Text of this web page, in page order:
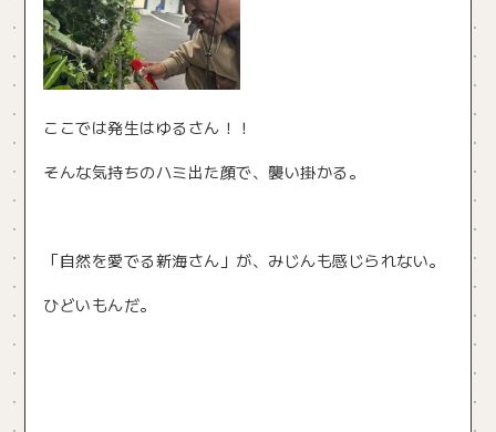
ここでは発生はゆるさん！！
そんな気持ちのハミ出た顔で、襲い掛かる。
「自然を愛でる新海さん」が、みじんも感じられない。
ひどいもんだ。